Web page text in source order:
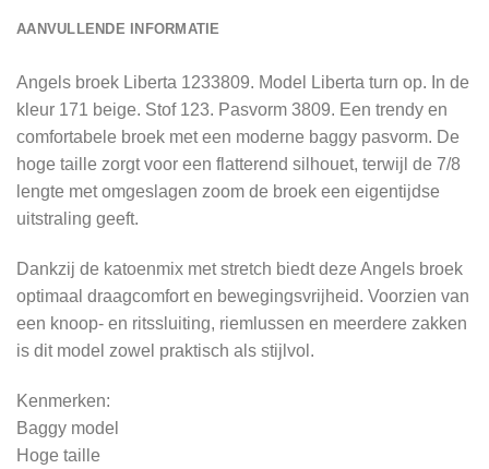
AANVULLENDE INFORMATIE
Angels broek Liberta 1233809. Model Liberta turn op. In de
kleur 171 beige. Stof 123. Pasvorm 3809. Een trendy en
comfortabele broek met een moderne baggy pasvorm. De
hoge taille zorgt voor een flatterend silhouet, terwijl de 7/8
lengte met omgeslagen zoom de broek een eigentijdse
uitstraling geeft.
Dankzij de katoenmix met stretch biedt deze Angels broek
optimaal draagcomfort en bewegingsvrijheid. Voorzien van
een knoop- en ritssluiting, riemlussen en meerdere zakken
is dit model zowel praktisch als stijlvol.
Kenmerken:
Baggy model
Hoge taille